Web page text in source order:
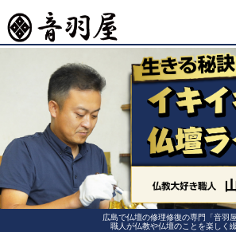
広島で仏壇の修理修復の専門「音羽
職人が仏教や仏壇のことを楽しく